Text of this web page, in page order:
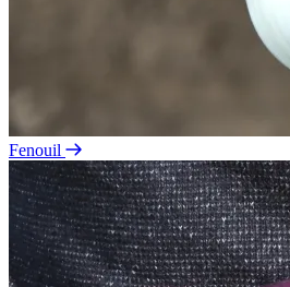
Fenouil